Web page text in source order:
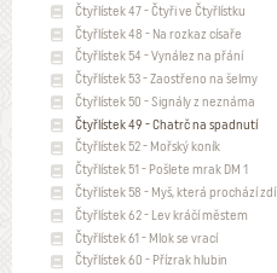
Čtyřlístek 47 - Čtyři ve Čtyřlístku
Čtyřlístek 48 - Na rozkaz císaře
Čtyřlístek 54 - Vynález na přání
Čtyřlístek 53 - Zaostřeno na šelmy
Čtyřlístek 50 - Signály z neznáma
Čtyřlístek 49 - Chatrč na spadnutí
Čtyřlístek 52 - Mořský koník
Čtyřlístek 51 - Pošlete mrak DM 1
Čtyřlístek 58 - Myš, která prochází zdí
Čtyřlístek 62 - Lev kráčí městem
Čtyřlístek 61 - Mlok se vrací
Čtyřlístek 60 - Přízrak hlubin